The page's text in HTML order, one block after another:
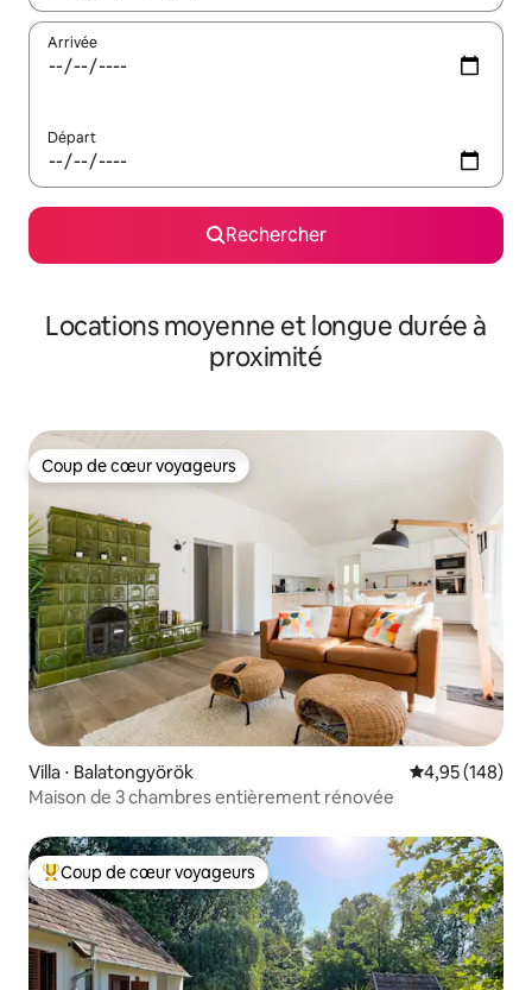
Arrivée
Départ
Rechercher
Locations moyenne et longue durée à
proximité
Coup de cœur voyageurs
Coup de cœur voyageurs
Villa ⋅ Balatongyörök Évaluation
4,95 (148)
Maison de 3 chambres entièrement rénovée
Coups de cœur voyageurs les plus appréciés
Coup de cœur voyageurs